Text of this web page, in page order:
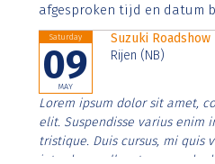
afgesproken tijd en datum
Saturday
09
MAY
Suzuki Roadshow
Rijen (NB)
Lorem ipsum dolor sit amet,
elit. Suspendisse varius enim
tristique. Duis cursus, mi quis
interdum nulla, ut commodo